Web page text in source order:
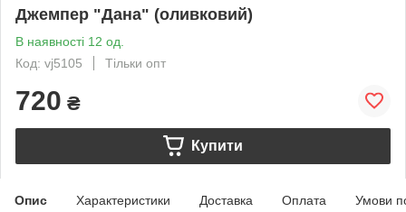
Джемпер "Дана" (оливковий)
В наявності 12 од.
Код: vj5105
Тільки опт
720 ₴
Купити
Опис Характеристики Доставка Оплата Умови